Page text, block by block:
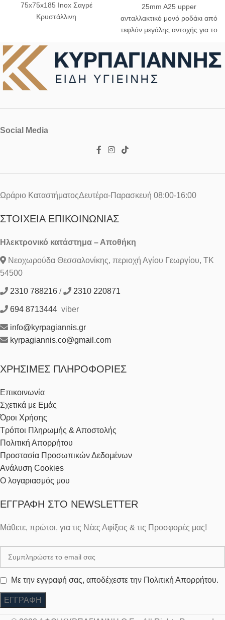
75x75x185 Inox Σαγρέ
Κρυστάλλινη
25mm A25 upper
ανταλλακτικό μονό ροδάκι από
τεφλόν μεγάλης αντοχής για το
Social Media
Ωράριο ΚαταστήματοςΔευτέρα-Παρασκευή 08:00-16:00
ΣΤΟΙΧΕΊΑ ΕΠΙΚΟΙΝΩΝΊΑΣ
Ηλεκτρονικό κατάστημα – Αποθήκη
Νεοχωρούδα Θεσσαλονίκης, περιοχή Αγίου Γεωργίου, ΤΚ
54500
2310 788216 / 2310 220871
694 8713444 viber
info@kyrpagiannis.gr
kyrpagiannis.co@gmail.com
ΧΡΉΣΙΜΕΣ ΠΛΗΡΟΦΟΡΊΕΣ
Επικοινωνία
Σχετικά με Εμάς
Όροι Χρήσης
Τρόποι Πληρωμής & Αποστολής
Πολιτική Απορρήτου
Προστασία Προσωπικών Δεδομένων
Ανάλυση Cookies
Ο λογαριασμός μου
ΕΓΓΡΑΦΉ ΣΤΟ NEWSLETTER
Μάθετε, πρώτοι, για τις Νέες Αφίξεις & τις Προσφορές μας!
Με την εγγραφή σας, αποδέχεστε την Πολιτική Απορρήτου.